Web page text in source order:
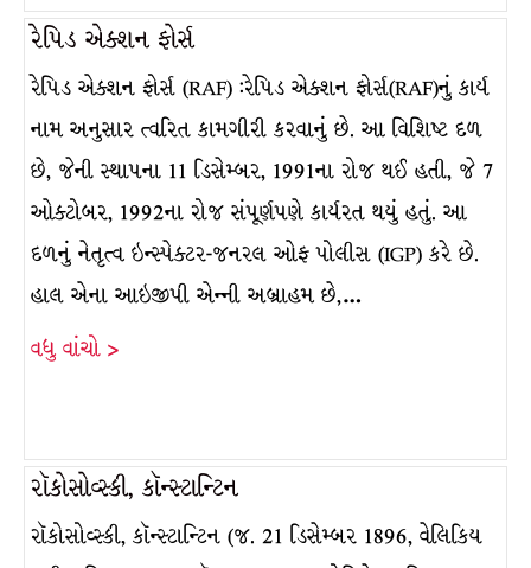
રેપિડ એક્શન ફોર્સ
રેપિડ એક્શન ફોર્સ (RAF) :રેપિડ એક્શન ફોર્સ(RAF)નું કાર્ય
નામ અનુસાર ત્વરિત કામગીરી કરવાનું છે. આ વિશિષ્ટ દળ
છે, જેની સ્થાપના 11 ડિસેમ્બર, 1991ના રોજ થઈ હતી, જે 7
ઓક્ટોબર, 1992ના રોજ સંપૂર્ણપણે કાર્યરત થયું હતું. આ
દળનું નેતૃત્વ ઇન્સ્પેક્ટર-જનરલ ઓફ પોલીસ (IGP) કરે છે.
હાલ એના આઇજીપી એન્ની અબ્રાહમ છે,…
વધુ વાંચો >
રૉકોસોવ્સ્કી, કૉન્સ્ટાન્ટિન
રૉકોસોવ્સ્કી, કૉન્સ્ટાન્ટિન (જ. 21 ડિસેમ્બર 1896, વેલિકિય